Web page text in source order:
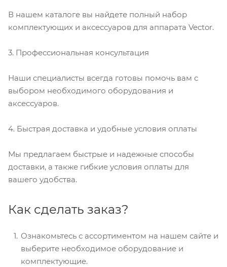
В нашем каталоге вы найдете полный набор
комплектующих и аксессуаров для аппарата Vector.
3. Профессиональная консультация
Наши специалисты всегда готовы помочь вам с
выбором необходимого оборудования и
аксессуаров.
4. Быстрая доставка и удобные условия оплаты
Мы предлагаем быстрые и надежные способы
доставки, а также гибкие условия оплаты для
вашего удобства.
Как сделать заказ?
Ознакомьтесь с ассортиментом на нашем сайте и
выберите необходимое оборудование и
комплектующие.